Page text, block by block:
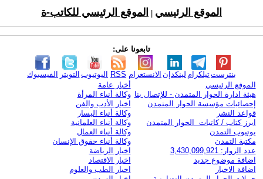
الموقع الرئيسي الموقع الرئيسي للكاتب-ة
تابعونا على:
الفيسبوك التويتر اليوتيوب RSS الانستغرام لينكدإن تيلكرامبنترست
الموقع الرئيسي
هيئة ادارة الحوار المتمدن - للإتصال بنا
إحصائيات مؤسسة الحوار المتمدن
قواعد النشر
ابرز كتاب / كاتبات الحوار المتمدن
يوتيوب التمدن
مكتبة التمدن
عدد الزوار: 3,430,099,921
اضافة موضوع جديد
اضافة الاخبار
أخبار عامة
وكالة أنباء المرأة
اخبار الأدب والفن
وكالة أنباء اليسار
وكالة أنباء العلمانية
وكالة أنباء العمال
وكالة أنباء حقوق الإنسان
اخبار الرياضة
اخبار الاقتصاد
اخبار الطب والعلوم